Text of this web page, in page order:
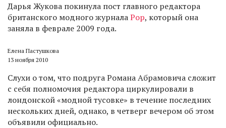
Дарья Жукова покинула пост главного редактора
британского модного журналаPop, который она
заняла в феврале 2009 года.
Елена Пастушкова
13 ноября 2010
Слухи о том, что подруга Романа Абрамовича сложит
с себя полномочия редактора циркулировали в
лондонской «модной тусовке» в течение последних
нескольких дней, однако, в четверг вечером об этом
объявили официально.